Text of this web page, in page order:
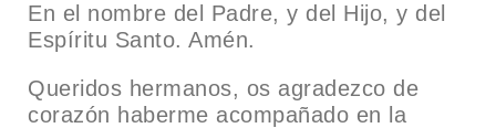
En el nombre del Padre, y del Hijo, y del
Espíritu Santo. Amén.
Queridos hermanos, os agradezco de
corazón haberme acompañado en la